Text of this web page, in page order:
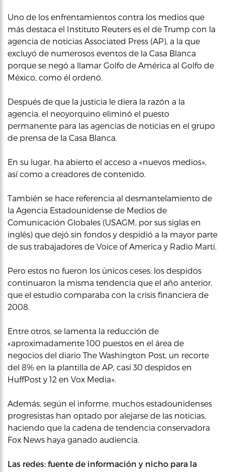
Uno de los enfrentamientos contra los medios que
más destaca el Instituto Reuters es el de Trump con la
agencia de noticias Associated Press (AP), a la que
excluyó de numerosos eventos de la Casa Blanca
porque se negó a llamar Golfo de América al Golfo de
México, como él ordenó.
Después de que la justicia le diera la razón a la
agencia, el neoyorquino eliminó el puesto
permanente para las agencias de noticias en el grupo
de prensa de la Casa Blanca.
En su lugar, ha abierto el acceso a «nuevos medios»,
así como a creadores de contenido.
También se hace referencia al desmantelamiento de
la Agencia Estadounidense de Medios de
Comunicación Globales (USAGM, por sus siglas en
inglés) que dejó sin fondos y despidió a la mayor parte
de sus trabajadores de Voice of America y Radio Martí.
Pero estos no fueron los únicos ceses: los despidos
continuaron la misma tendencia que el año anterior,
que el estudio comparaba con la crisis financiera de
2008.
Entre otros, se lamenta la reducción de
«aproximadamente 100 puestos en el área de
negocios del diario The Washington Post, un recorte
del 8% en la plantilla de AP, casi 30 despidos en
HuffPost y 12 en Vox Media».
Además, según el informe, muchos estadounidenses
progresistas han optado por alejarse de las noticias,
haciendo que la cadena de tendencia conservadora
Fox News haya ganado audiencia.
Las redes: fuente de información y nicho para la